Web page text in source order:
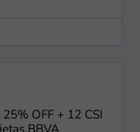
OFF + 12 CSI